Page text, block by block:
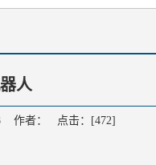
人
作者： 点击：[472]